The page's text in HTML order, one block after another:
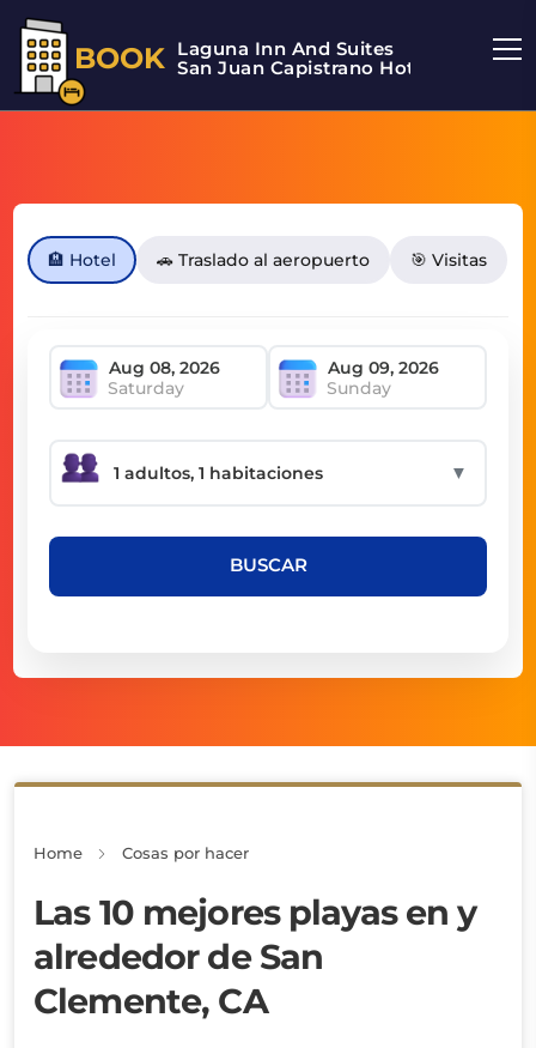
BOOK Laguna Inn And Suites
San Juan Capistrano Hotel
🏨 Hotel 🚗 Traslado al aeropuerto 🎯 Visitas
Saturday Sunday
▼
BUSCAR
Home Cosas por hacer
Las 10 mejores playas en y
alrededor de San
Clemente, CA